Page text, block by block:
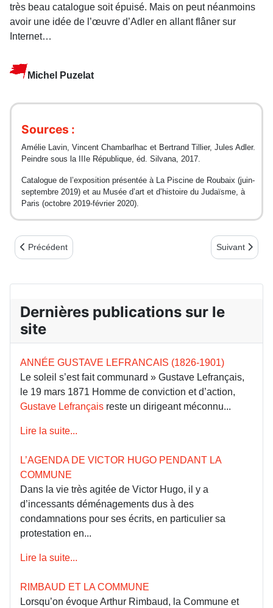
très beau catalogue soit épuisé. Mais on peut néanmoins
avoir une idée de l’œuvre d’Adler en allant flâner sur
Internet…
Michel Puzelat
Sources :
Amélie Lavin, Vincent Chambarlhac et Bertrand Tillier, Jules Adler.
Peindre sous la IIIe République, éd. Silvana, 2017.
Catalogue de l’exposition présentée à La Piscine de Roubaix (juin-
septembre 2019) et au Musée d’art et d’histoire du Judaïsme, à
Paris (octobre 2019-février 2020).
Article précédent : Encore un enterrement à Ornans
Précédent Article suivant
Suivant
Dernières publications sur le
site
ANNÉE GUSTAVE LEFRANCAIS (1826-1901)
Le soleil s’est fait communard » Gustave Lefrançais,
le 19 mars 1871 Homme de conviction et d’action,
Gustave Lefrançais reste un dirigeant méconnu...
Lire la suite...
L’AGENDA DE VICTOR HUGO PENDANT LA
COMMUNE
Dans la vie très agitée de Victor Hugo, il y a
d’incessants déménagements dus à des
condamnations pour ses écrits, en particulier sa
protestation en...
Lire la suite...
RIMBAUD ET LA COMMUNE
Lorsqu’on évoque Arthur Rimbaud, la Commune et